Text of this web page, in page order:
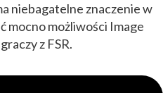
niebagatelne znaczenie w
mocno możliwości Image
z FSR.